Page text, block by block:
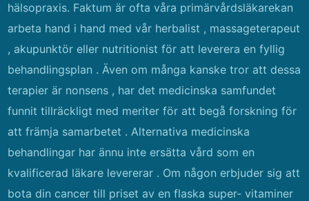
hälsopraxis. Faktum är ofta våra primärvårdsläkarekan
arbeta hand i hand med vår herbalist , massageterapeut
, akupunktör eller nutritionist för att leverera en fyllig
behandlingsplan . Även om många kanske tror att dessa
terapier är nonsens , har det medicinska samfundet
funnit tillräckligt med meriter för att begå forskning för
att främja samarbetet . Alternativa medicinska
behandlingar har ännu inte ersätta vård som en
kvalificerad läkare levererar . Om någon erbjuder sig att
bota din cancer till priset av en flaska super- vitaminer